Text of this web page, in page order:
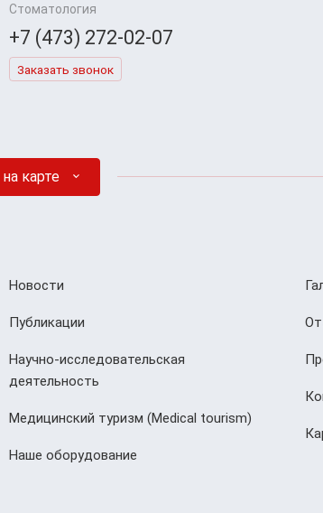
Стоматология
+7 (473) 272-02-07
Заказать звонок
карте
Новости
Публикации
Научно-исследовательская
деятельность
Медицинский туризм (Мedical tourism)
Наше оборудование